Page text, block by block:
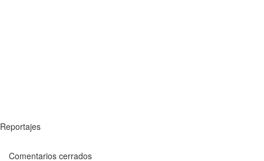
Reportajes
Comentarios cerrados